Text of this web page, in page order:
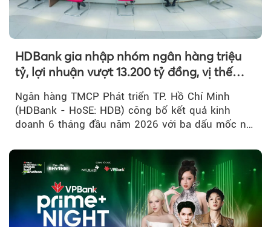
HDBank gia nhập nhóm ngân hàng triệu
tỷ, lợi nhuận vượt 13.200 tỷ đồng, vị thế
mới trên thị trường vốn quốc tế
Ngân hàng TMCP Phát triển TP. Hồ Chí Minh
(HDBank - HoSE: HDB) công bố kết quả kinh
doanh 6 tháng đầu năm 2026 với ba dấu mốc nổi